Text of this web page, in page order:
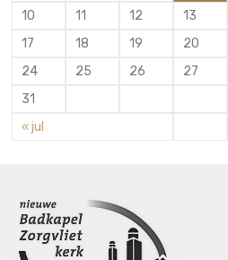
10
11 12 13
17
18 19 20
24
25 26 27
31
« jul